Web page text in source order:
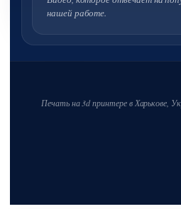
нашей работе.
Печать на 3d принтере в Харькове,